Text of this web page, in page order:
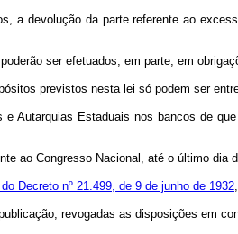
a devolução da parte referente ao
ser efetuados, em parte, em
previstos nesta lei só podem ser
Autarquias Estaduais nos bancos de
ao Congresso Nacional, até o último
Decreto nº 21.499, de 9 de junho de 1932
revogadas as disposições em